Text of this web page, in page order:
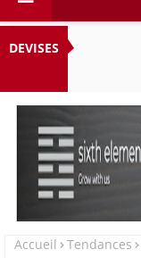
DEVISES
Accueil Tendances